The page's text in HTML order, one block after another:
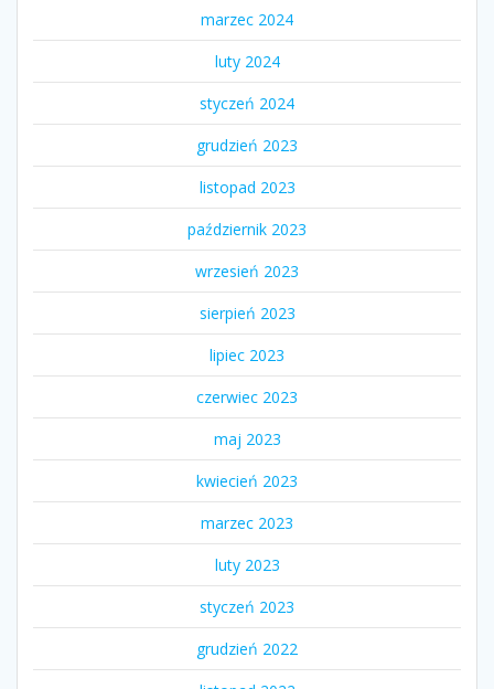
marzec 2024
luty 2024
styczeń 2024
grudzień 2023
listopad 2023
październik 2023
wrzesień 2023
sierpień 2023
lipiec 2023
czerwiec 2023
maj 2023
kwiecień 2023
marzec 2023
luty 2023
styczeń 2023
grudzień 2022